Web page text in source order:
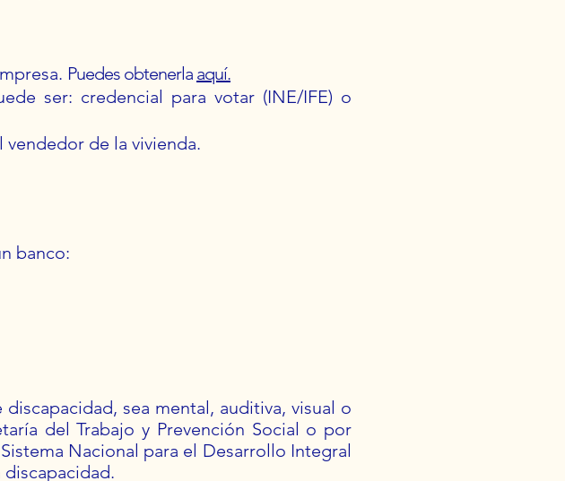
Puedes obtenerla aquí.
ser: credencial para votar (INE/IFE) o
de la vivienda.
banco:
sea mental, auditiva, visual o
del Trabajo y Prevención Social o por
Nacional para el Desarrollo Integral
discapacidad.